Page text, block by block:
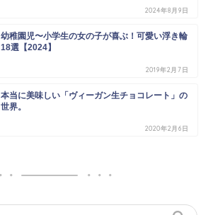
2024年8月9日
幼稚園児〜小学生の女の子が喜ぶ！可愛い浮き輪
18選【2024】
2019年2月7日
本当に美味しい「ヴィーガン生チョコレート」の
世界。
2020年2月6日